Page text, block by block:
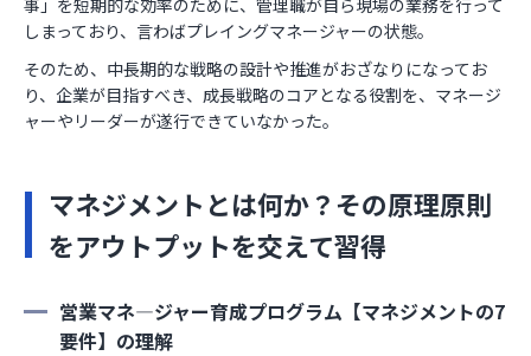
事」を短期的な効率のために、管理職が自ら現場の業務を行って
しまっており、言わばプレイングマネージャーの状態。
そのため、中長期的な戦略の設計や推進がおざなりになってお
り、企業が目指すべき、成長戦略のコアとなる役割を、マネージ
ャーやリーダーが遂行できていなかった。
マネジメントとは何か？その原理原則
をアウトプットを交えて習得
営業マネ―ジャー育成プログラム【マネジメントの7
要件】の理解